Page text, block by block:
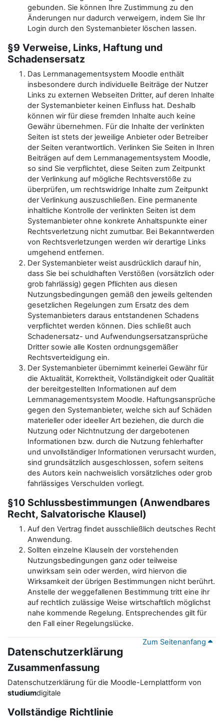
gebunden. Sie können Ihre Zustimmung zu den
Änderungen nur dadurch verweigern, indem Sie Ihr
Login durch den Systemanbieter löschen lassen.
§9 Verweise, Links, Haftung und
Schadensersatz
Das Lernmanagementsystem Moodle enthält
insbesondere durch individuelle Beiträge der Nutzer
Links zu externen Webseiten Dritter, auf deren Inhalte
der Systemanbieter keinen Einfluss hat. Deshalb
können wir für diese fremden Inhalte auch keine
Gewähr übernehmen. Für die Inhalte der verlinkten
Seiten ist stets der jeweilige Anbieter oder Betreiber
der Seiten verantwortlich. Verlinken Sie Seiten in Ihren
Beiträgen auf dem Lernmanagementsystem Moodle,
so sind Sie verpflichtet, diese Seiten zum Zeitpunkt
der Verlinkung auf mögliche Rechtsverstöße zu
überprüfen, um rechtswidrige Inhalte zum Zeitpunkt
der Verlinkung auszuschließen. Eine permanente
inhaltliche Kontrolle der verlinkten Seiten ist dem
Systemanbieter ohne konkrete Anhaltspunkte einer
Rechtsverletzung nicht zumutbar. Bei Bekanntwerden
von Rechtsverletzungen werden wir derartige Links
umgehend entfernen.
Der Systemanbieter weist ausdrücklich darauf hin,
dass Sie bei schuldhaften Verstößen (vorsätzlich oder
grob fahrlässig) gegen Pflichten aus diesen
Nutzungsbedingungen gemäß den jeweils geltenden
gesetzlichen Regelungen zum Ersatz des dem
Systemanbieters daraus entstandenen Schadens
verpflichtet werden können. Dies schließt auch
Schadenersatz- und Aufwendungsersatzansprüche
Dritter sowie alle Kosten ordnungsgemäßer
Rechtsverteidigung ein.
Der Systemanbieter übernimmt keinerlei Gewähr für
die Aktualität, Korrektheit, Vollständigkeit oder Qualität
der bereitgestellten Informationen auf dem
Lernmanagementsystem Moodle. Haftungsansprüche
gegen den Systemanbieter, welche sich auf Schäden
materieller oder ideeller Art beziehen, die durch die
Nutzung oder Nichtnutzung der dargebotenen
Informationen bzw. durch die Nutzung fehlerhafter
und unvollständiger Informationen verursacht wurden,
sind grundsätzlich ausgeschlossen, sofern seitens
des Autors kein nachweislich vorsätzliches oder grob
fahrlässiges Verschulden vorliegt.
§10 Schlussbestimmungen (Anwendbares
Recht, Salvatorische Klausel)
Auf den Vertrag findet ausschließlich deutsches Recht
Anwendung.
Sollten einzelne Klauseln der vorstehenden
Nutzungsbedingungen ganz oder teilweise
unwirksam sein oder werden, wird hiervon die
Wirksamkeit der übrigen Bestimmungen nicht berührt.
Anstelle der weggefallenen Bestimmung tritt eine ihr
auf rechtlich zulässige Weise wirtschaftlich möglichst
nahe kommende Regelung. Entsprechendes gilt für
den Fall einer Regelungslücke.
Zum Seitenanfang
Datenschutzerklärung
Zusammenfassung
Datenschutzerklärung für die Moodle-Lernplattform von
studiumdigitale
Vollständige Richtlinie